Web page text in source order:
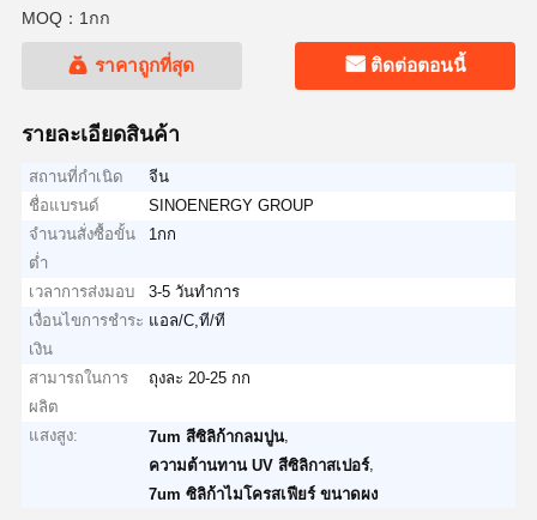
MOQ：1กก
ราคาถูกที่สุด ติดต่อตอนนี้
รายละเอียดสินค้า
สถานที่กำเนิด
จีน
ชื่อแบรนด์
SINOENERGY GROUP
จำนวนสั่งซื้อขั้น
ต่ำ
1กก
เวลาการส่งมอบ
3-5 วันทำการ
เงื่อนไขการชำระ
เงิน
แอล/C,ที/ที
สามารถในการ
ผลิต
ถุงละ 20-25 กก
แสงสูง: 7um สีซิลิก้ากลมปูน
ความต้านทาน UV สีซิลิกาสเปอร์,
7um ซิลิก้าไมโครสเฟียร์ ขนาดผง